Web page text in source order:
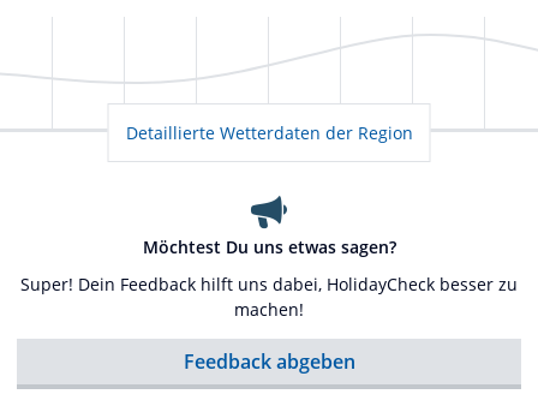
Detaillierte Wetterdaten der Region
Möchtest Du uns etwas sagen?
Super! Dein Feedback hilft uns dabei, HolidayCheck besser zu
machen!
Feedback abgeben